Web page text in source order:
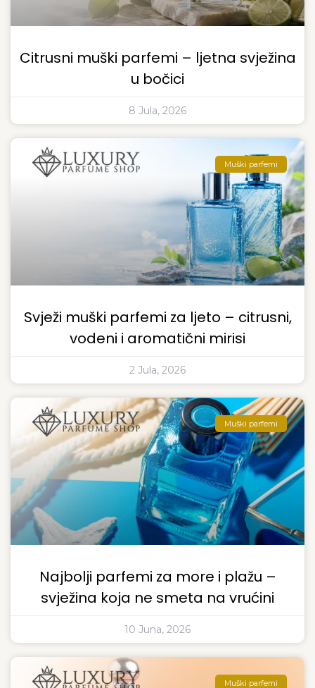
Citrusni muški parfemi – ljetna svježina
u bočici
8 Jula, 2026
Muški parfemi
Svježi muški parfemi za ljeto – citrusni,
vodeni i aromatični mirisi
2 Jula, 2026
Muški parfemi
Najbolji parfemi za more i plažu –
svježina koja ne smeta na vrućini
10 Juna, 2026
Muški parfemi